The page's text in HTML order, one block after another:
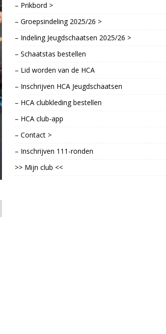
– Prikbord >
– Groepsindeling 2025/26 >
– Indeling Jeugdschaatsen 2025/26 >
– Schaatstas bestellen
– Lid worden van de HCA
– Inschrijven HCA Jeugdschaatsen
– HCA clubkleding bestellen
– HCA club-app
– Contact >
– Inschrijven 111-ronden
>> Mijn club <<